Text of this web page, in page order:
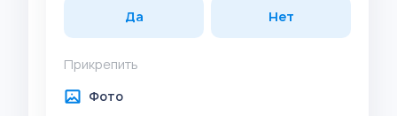
Да Нет
Прикрепить
Фото